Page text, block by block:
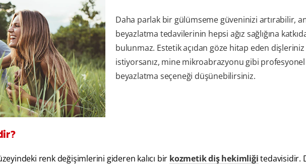
Daha parlak bir gülümseme güveninizi artırabilir,
beyazlatma tedavilerinin hepsi ağız sağlığına
bulunmaz. Estetik açıdan göze hitap eden
istiyorsanız, mine mikroabrazyonu gibi
beyazlatma seçeneği düşünebilirsiniz.
renk değişimlerini gideren kalıcı bir kozmetik diş hekimliğitedavisidir.